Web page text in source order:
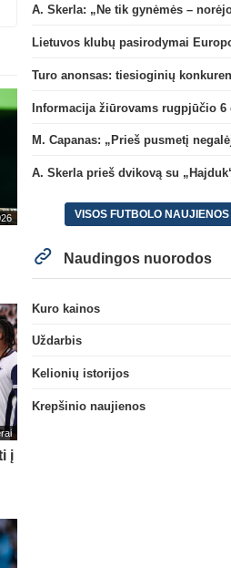
į
VISOS FUTBOLO NAUJIENOS
Naudingos nuorodos
Kuro kainos
Uždarbis
Kelionių istorijos
Krepšinio naujienos